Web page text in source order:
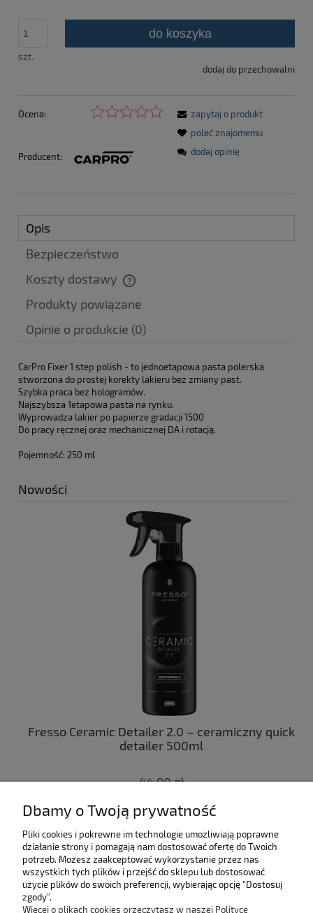
szt.
do koszyka
dodaj do przechowalni
Ocena:
Producent:
zapytaj o produkt
poleć znajomemu
dodaj opinię
Opis
Bezpieczeństwo
Koszty dostawy
Cena nie zawiera ewentualnych kosztów płatności
Produkty powiązane
Opinie o produkcie (0)
CarPro Fixer 1 step polish - to jednoetapowa pasta polerska
stworzona do prostej korekty lakieru bez zmiany past.
Szybka praca bez hologramów.
Najszybsza 1etapowa pasta na rynku.
Wyprowadza lakier po papierze gradacji 1500
Do pracy ręcznej oraz mechanicznej DA i rotacją.
Pojemność: 250 ml
Nowości
Fresso Ceramic Detailer 2.0 – ceramiczny quick
detailer 500ml
44,90 zł
do koszyka
SKLEP
MOJE KONTO
Dbamy o Twoją prywatność
Pliki cookies i pokrewne im technologie umożliwiają poprawne
działanie strony i pomagają nam dostosować ofertę do Twoich
potrzeb. Możesz zaakceptować wykorzystanie przez nas
wszystkich tych plików i przejść do sklepu lub dostosować
użycie plików do swoich preferencji, wybierając opcję "Dostosuj
zgody".
Więcej o plikach cookies przeczytasz w naszej Polityce